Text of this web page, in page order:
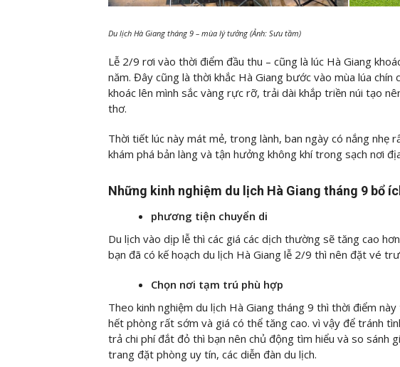
Du lịch Hà Giang tháng 9 – mùa lý tưởng (Ảnh: Sưu tầm)
Lễ 2/9 rơi vào thời điểm đầu thu – cũng là lúc Hà Giang
năm. Đây cũng là thời khắc Hà Giang bước vào mùa lúa
khoác lên mình sắc vàng rực rỡ, trải dài khắp triền núi tạo
thơ.
Thời tiết lúc này mát mẻ, trong lành, ban ngày có nắng nhẹ
khám phá bản làng và tận hưởng không khí trong sạch nơi
Những kinh nghiệm du lịch Hà Giang tháng 9 bổ
phương tiện chuyển di
Du lịch vào dịp lễ thì các giá các dịch thường sẽ tăng cao
bạn đã có kế hoạch du lịch Hà Giang lễ 2/9 thì nên đặt vé
Chọn nơi tạm trú phù hợp
Theo kinh nghiệm du lịch Hà Giang tháng 9 thì thời điểm
hết phòng rất sớm và giá có thể tăng cao. vì vậy để tránh
trả chi phí đắt đỏ thì bạn nên chủ động tìm hiểu và so sánh
trang đặt phòng uy tín, các diễn đàn du lịch.